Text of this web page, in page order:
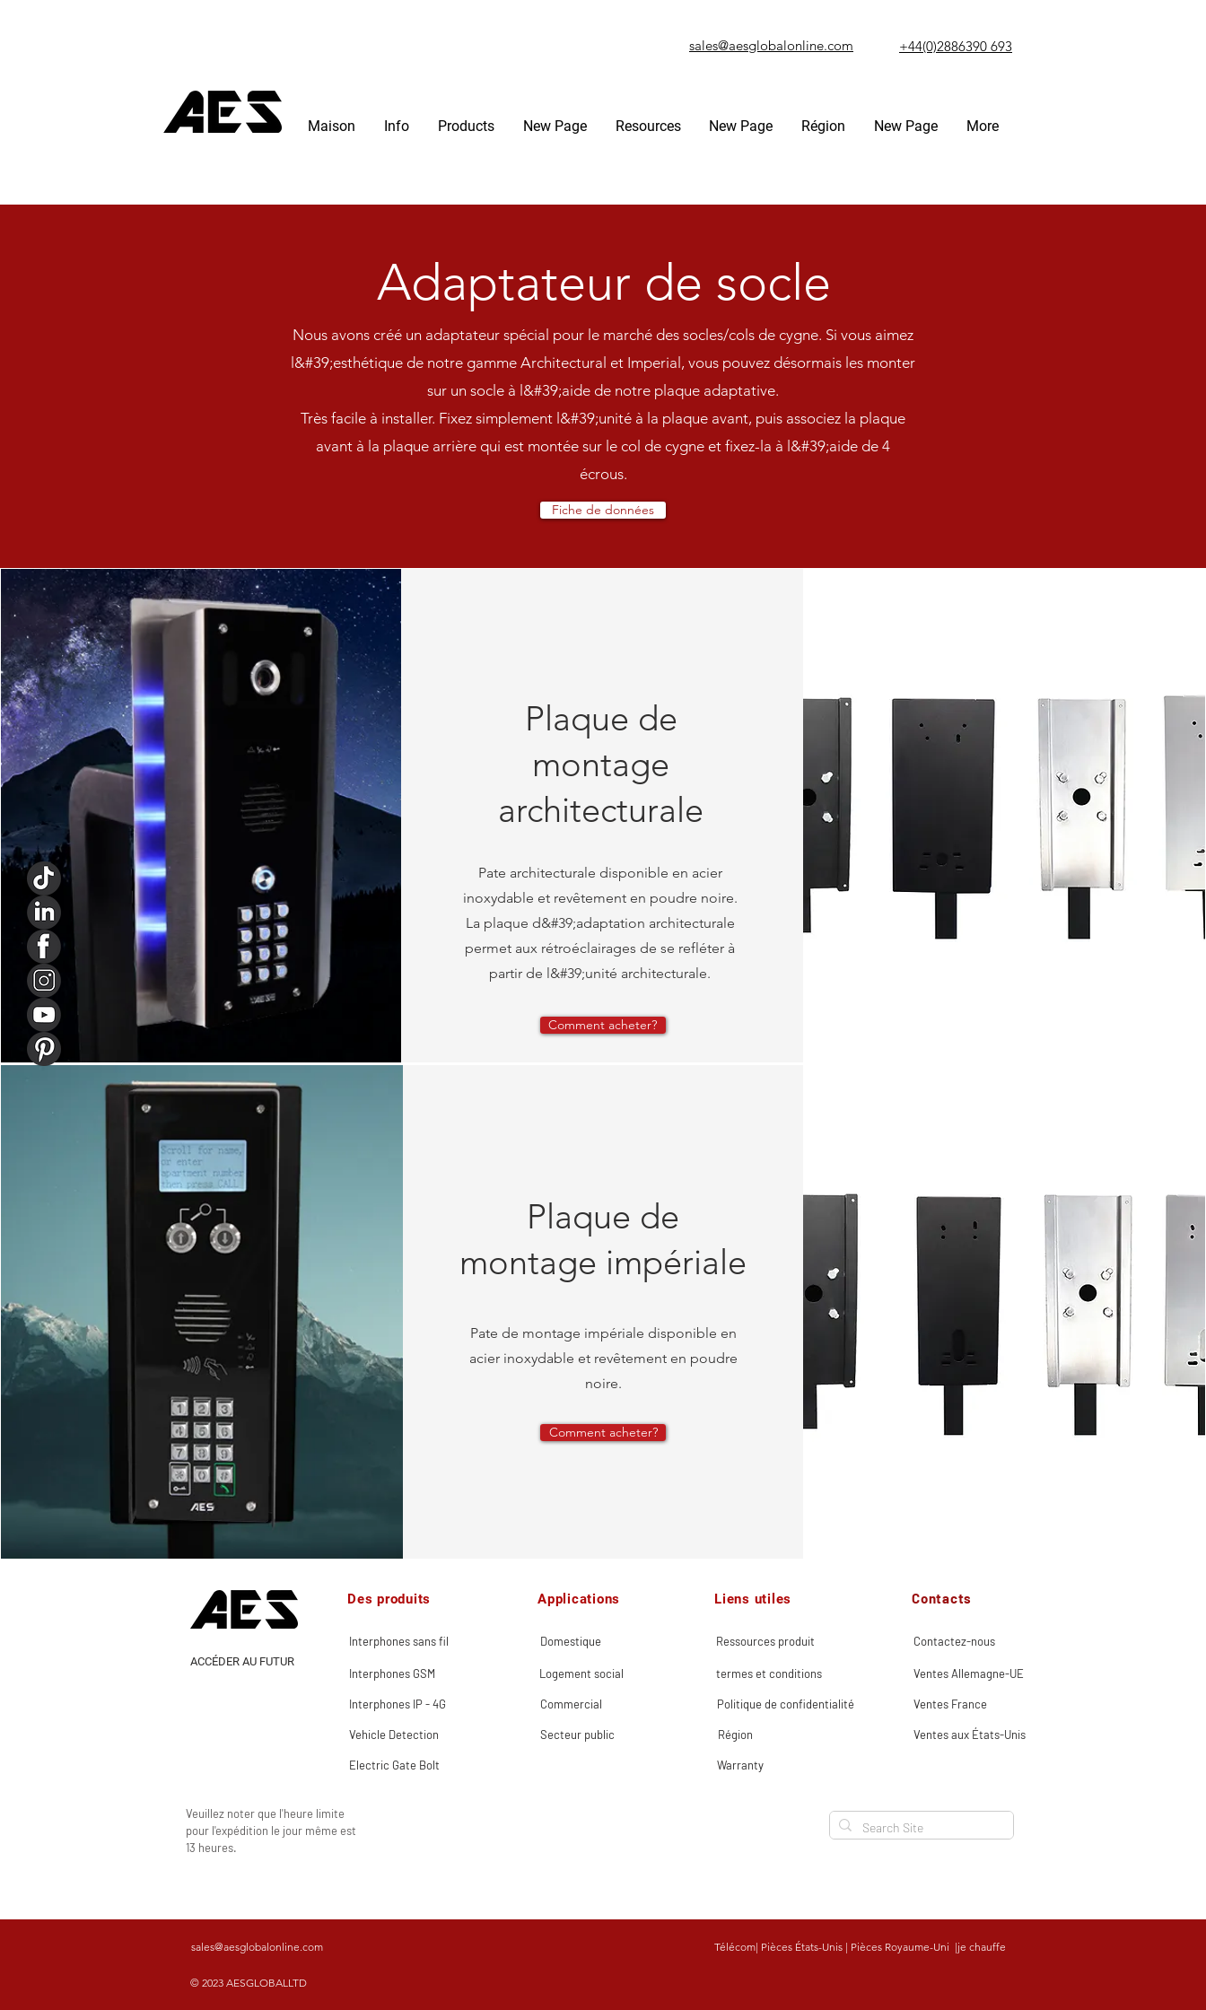
sales@aesglobalonline.com +44(0)2886390 693
Maison Info Products New Page Resources New Page Région New Page More
Adaptateur de socle
Nous avons créé un adaptateur spécial pour le marché des socles/cols de cygne. Si vous aimez
l&#39;esthétique de notre gamme Architectural et Imperial, vous pouvez désormais les monter
sur un socle à l&#39;aide de notre plaque adaptative.
Très facile à installer. Fixez simplement l&#39;unité à la plaque avant, puis associez la plaque
avant à la plaque arrière qui est montée sur le col de cygne et fixez-la à l&#39;aide de 4
écrous.
Fiche de données
Plaque de
montage
architecturale
Pate architecturale disponible en acier
inoxydable et revêtement en poudre noire.
La plaque d&#39;adaptation architecturale
permet aux rétroéclairages de se refléter à
partir de l&#39;unité architecturale.
Comment acheter?
Plaque de
montage impériale
Pate de montage impériale disponible en
acier inoxydable et revêtement en poudre
noire.
Comment acheter?
Des produits
Interphones sans fil
ACCÉDER AU FUTUR
Interphones GSM
Interphones IP - 4G
Vehicle Detection
Electric Gate Bolt
Veuillez noter que l'heure limite
pour l'expédition le jour même est
13 heures.
Applications
Domestique
Logement social
Commercial
Secteur public
Liens utiles
Ressources produit
termes et conditions
Politique de confidentialité
Région
Contacts
Contactez-nous
Ventes Allemagne-UE
Ventes France
Ventes aux États-Unis
Warranty
sales@aesglobalonline.com Télécom| Pièces États-Unis | Pièces Royaume-Uni |je chauffe
© 2023 AESGLOBALLTD